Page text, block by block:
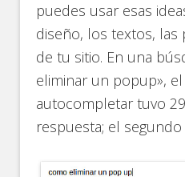
puedes usar esas
diseño, los textos, las
de tu sitio. En una
eliminar un popup»,
autocompletar tuvo
respuesta; el segundo